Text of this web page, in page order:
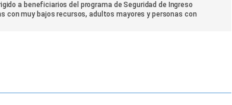
a beneficiarios del programa de Seguridad de Ingreso
con muy bajos recursos, adultos mayores y personas con